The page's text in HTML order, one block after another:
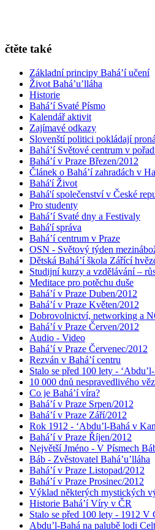
čtěte také
Základní principy Bahá’í učení
Život Bahá’u’lláha
Historie
Bahá’í Svaté Písmo
Kalendář aktivit
Zajímavé odkazy
Slovenští politici pokládají
Bahá’í Světové centrum v
Bahá’í v Praze Březen/2012
Článek o Bahá’í zahradách v
Bahá'í Život
Bahá'í společenství v České
Pro studenty
Bahá’í Svaté dny a Festivaly
Bahá'í správa
Bahá’í centrum v Praze
OSN - Světový týden
Dětská Bahá’í škola Zářící
Studijní kurzy a vzdělávání –
Meditace pro potěchu duše
Bahá’í v Praze Duben/2012
Bahá’í v Praze Květen/2012
Dobrovolnictví, networking a
Bahá’í v Praze Červen/2012
Audio - Video
Bahá’í v Praze Červenec/2012
Rezván v Bahá’í centru
Stalo se před 100 lety -
10 000 dnů nespravedlivého
Co je Bahá’í víra?
Bahá’í v Praze Srpen/2012
Bahá’í v Praze Září/2012
Rok 1912 - ‘Abdu’l-Bahá v
Bahá’í v Praze Říjen/2012
Největší Jméno - V Písmech
Báb - Zvěstovatel Bahá’u’lláha
Bahá’í v Praze Listopad/2012
Bahá’í v Praze Prosinec/2012
Výklad některých mystických
Historie Bahá’í Víry v ČR
Stalo se před 100 lety - 1912
Abdu’l-Bahá na palubě lodi